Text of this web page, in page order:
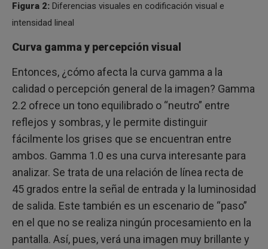
Figura 2: Diferencias visuales en codificación visual e
intensidad lineal
Curva gamma y percepción visual
Entonces, ¿cómo afecta la curva gamma a la
calidad o percepción general de la imagen? Gamma
2.2 ofrece un tono equilibrado o “neutro” entre
reflejos y sombras, y le permite distinguir
fácilmente los grises que se encuentran entre
ambos. Gamma 1.0 es una curva interesante para
analizar. Se trata de una relación de línea recta de
45 grados entre la señal de entrada y la luminosidad
de salida. Este también es un escenario de “paso”
en el que no se realiza ningún procesamiento en la
pantalla. Así, pues, verá una imagen muy brillante y